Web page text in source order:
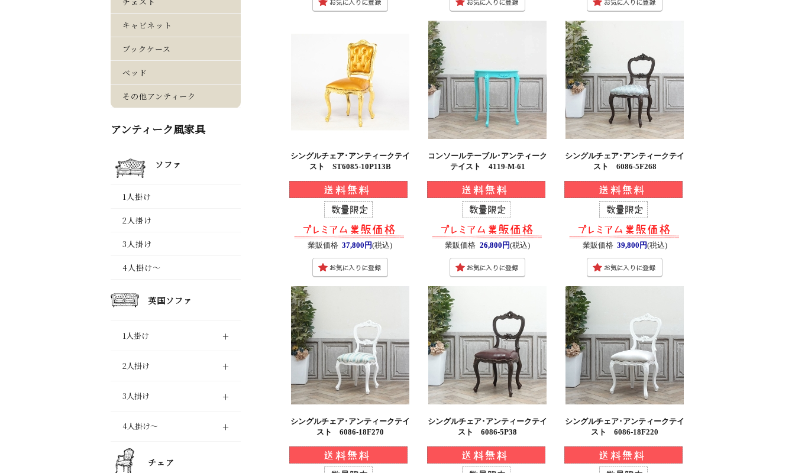
シングルチェア･アンティークテイ
スト ST6085-10P113B
業販価格 37,800円(税込)
コンソールテーブル･アンティーク
テイスト 4119-M-61
業販価格 26,800円(税込)
シングルチェア･アンティークテイ
スト 6086-5F268
業販価格 39,800円(税込)
シングルチェア･アンティークテイ
スト 6086-18F270
シングルチェア･アンティークテイ
スト 6086-5P38
シングルチェア･アンティークテイ
スト 6086-18F220